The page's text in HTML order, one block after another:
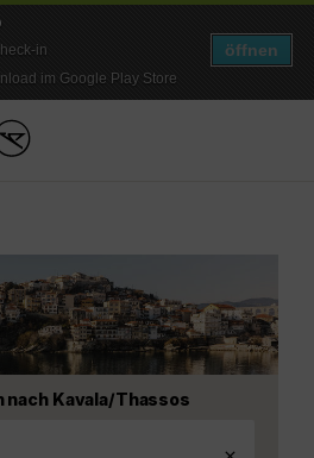
in
im Google Play Store
öffnen
nach Kavala/Thassos